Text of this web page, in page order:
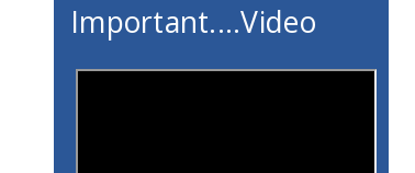
Important....Video